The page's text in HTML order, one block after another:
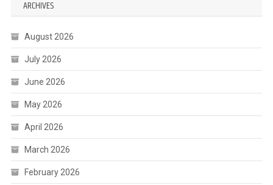
ARCHIVES
August 2026
July 2026
June 2026
May 2026
April 2026
March 2026
February 2026